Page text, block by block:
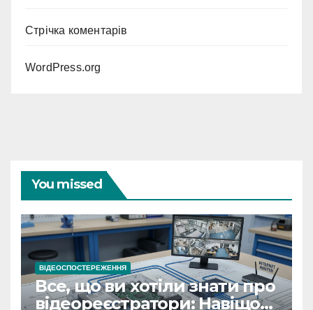
Стрічка коментарів
WordPress.org
You missed
ВІДЕОСПОСТЕРЕЖЕННЯ
Все, що ви хотіли знати про
відеореєстратори: Навіщо